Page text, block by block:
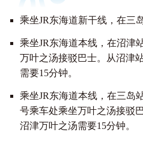
乘坐JR东海道新干线，在三
乘坐JR东海道本线，在沼津
万叶之汤接驳巴士。从沼津
需要15分钟。
乘坐JR东海道本线，在三岛
号乘车处乘坐万叶之汤接驳
沼津万叶之汤需要15分钟。